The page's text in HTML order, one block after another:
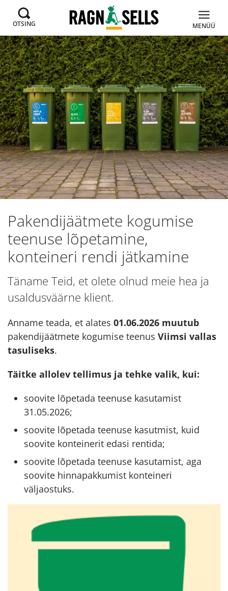
OTSING MENÜÜ
Pakendijäätmete kogumise
teenuse lõpetamine,
konteineri rendi jätkamine
Täname Teid, et olete olnud meie hea ja
usaldusväärne klient.
Anname teada, et alates 01.06.2026 muutub
pakendijäätmete kogumise teenus Viimsi vallas
tasuliseks.
Täitke allolev tellimus ja tehke valik, kui:
soovite lõpetada teenuse kasutamist
31.05.2026;
soovite lõpetada teenuse kasutmist, kuid
soovite konteinerit edasi rentida;
soovite lõpetada teenuse kasutamist, aga
soovite hinnapakkumist konteineri
väljaostuks.